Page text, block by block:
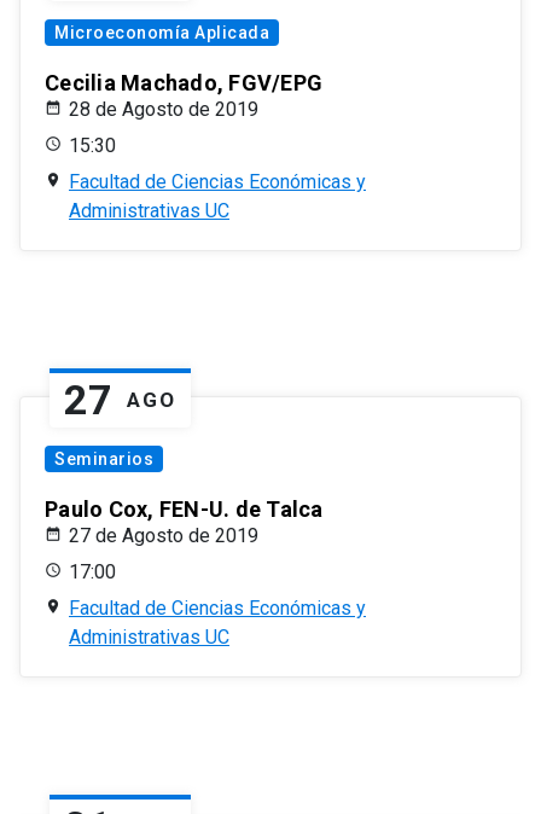
Microeconomía Aplicada
Cecilia Machado, FGV/EPG
28 de Agosto de 2019
15:30
Facultad de Ciencias Económicas y
Administrativas UC
27 AGO
Seminarios
Paulo Cox, FEN-U. de Talca
27 de Agosto de 2019
17:00
Facultad de Ciencias Económicas y
Administrativas UC